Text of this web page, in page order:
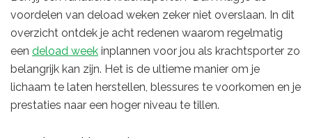
voordelen van deload weken zeker niet overslaan. In dit
overzicht ontdek je acht redenen waarom regelmatig
een deload week inplannen voor jou als krachtsporter zo
belangrijk kan zijn. Het is de ultieme manier om je
lichaam te laten herstellen, blessures te voorkomen en je
prestaties naar een hoger niveau te tillen.